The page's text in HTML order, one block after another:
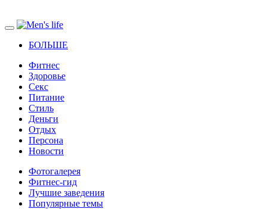
БОЛЬШЕ
Фитнес
Здоровье
Секс
Питание
Стиль
Деньги
Отдых
Персона
Новости
Фотогалерея
Фитнес-гид
Лучшие заведения
Популярные темы